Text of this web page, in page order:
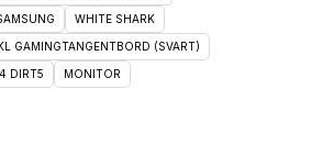
WHITE SHARK
GAMINGTANGENTBORD (SVART)
DIRT5 MONITOR